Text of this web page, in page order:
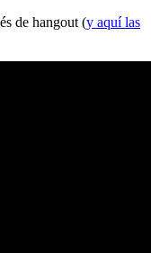
de hangout (y aquí las